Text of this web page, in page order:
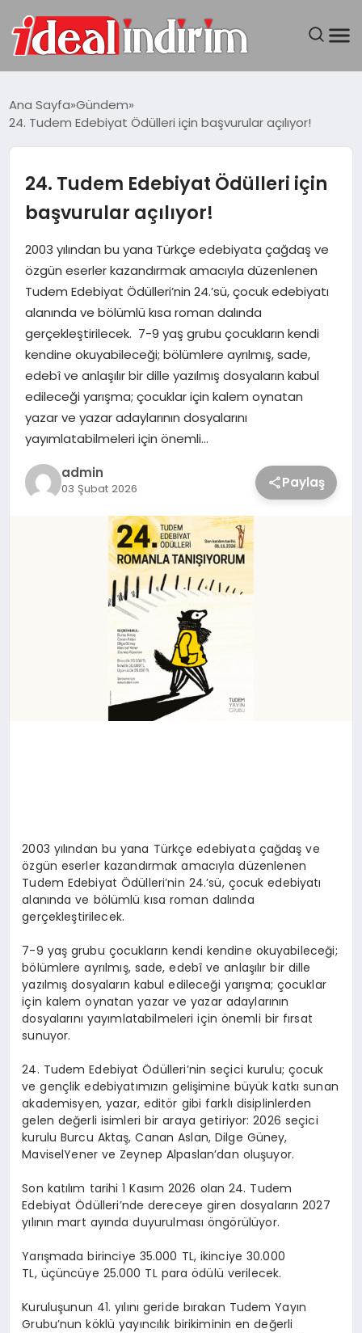
DÜNYA
SEYAHAT
TEKNOLOJI
YAŞAM
Ana Sayfa Gündem
24. Tudem Edebiyat Ödülleri için başvurular açılıyor!
24. Tudem Edebiyat Ödülleri için
başvurular açılıyor!
2003 yılından bu yana Türkçe edebiyata çağdaş ve
özgün eserler kazandırmak amacıyla düzenlenen
Tudem Edebiyat Ödülleri’nin 24.’sü, çocuk edebiyatı
alanında ve bölümlü kısa roman dalında
gerçekleştirilecek. 7-9 yaş grubu çocukların kendi
kendine okuyabileceği; bölümlere ayrılmış, sade,
edebî ve anlaşılır bir dille yazılmış dosyaların kabul
edileceği yarışma; çocuklar için kalem oynatan
yazar ve yazar adaylarının dosyalarını
yayımlatabilmeleri için önemli…
admin
03 Şubat 2026 Paylaş
2003 yılından bu yana Türkçe edebiyata çağdaş ve
özgün eserler kazandırmak amacıyla düzenlenen
Tudem Edebiyat Ödülleri’nin 24.’sü, çocuk edebiyatı
alanında ve bölümlü kısa roman dalında
gerçekleştirilecek.
7-9 yaş grubu çocukların kendi kendine okuyabileceği;
bölümlere ayrılmış, sade, edebî ve anlaşılır bir dille
yazılmış dosyaların kabul edileceği yarışma; çocuklar
için kalem oynatan yazar ve yazar adaylarının
dosyalarını yayımlatabilmeleri için önemli bir fırsat
sunuyor.
24. Tudem Edebiyat Ödülleri’nin seçici kurulu; çocuk
ve gençlik edebiyatımızın gelişimine büyük katkı sunan
akademisyen, yazar, editör gibi farklı disiplinlerden
gelen değerli isimleri bir araya getiriyor:2026 seçici
kurulu Burcu Aktaş, Canan Aslan, Dilge Güney,
MaviselYener ve Zeynep Alpaslan’dan oluşuyor.
Son katılım tarihi 1 Kasım 2026 olan 24. Tudem
Edebiyat Ödülleri’nde dereceye giren dosyaların 2027
yılının mart ayında duyurulması öngörülüyor.
Yarışmadabirinciye 35.000 TL, ikinciye 30.000
TL, üçüncüye 25.000 TLpara ödülü verilecek.
Kuruluşunun 41. yılını geride bırakan Tudem Yayın
Grubu’nun köklü yayıncılık birikiminin en değerli